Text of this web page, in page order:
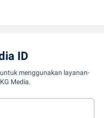
ID
menggunakan layanan-
Media.